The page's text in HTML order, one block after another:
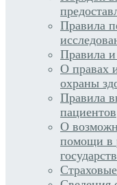
Правила
Правила и
О правах
охраны
Правила
пациентов
О
помощи в